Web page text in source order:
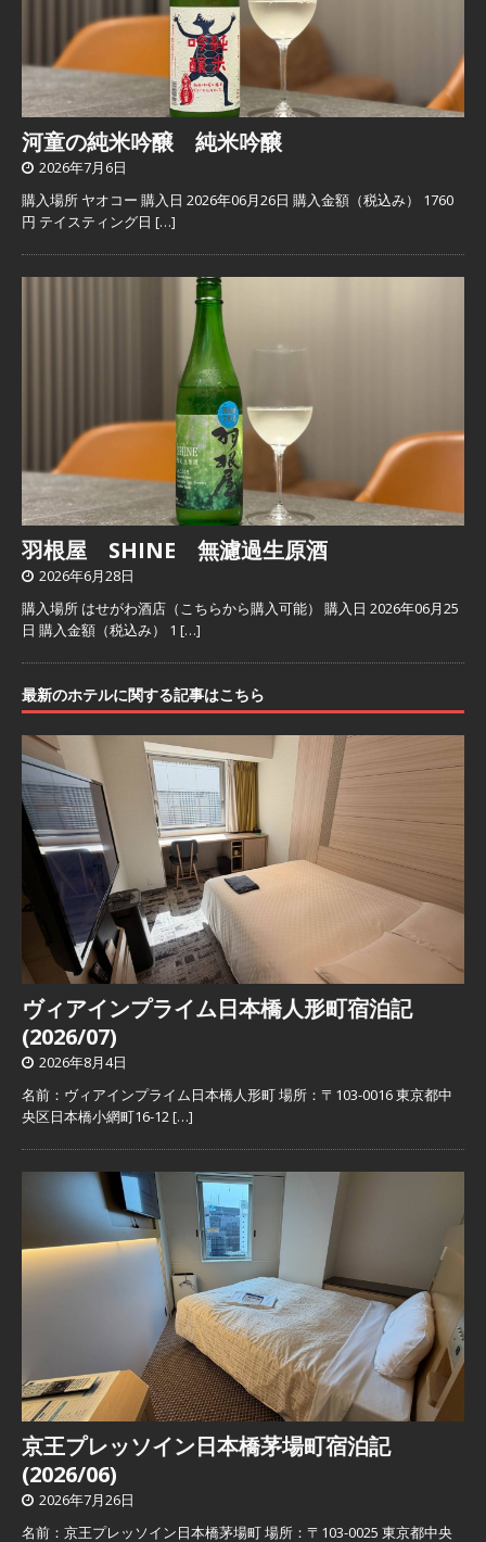
河童の純米吟醸 純米吟醸
2026年7月6日
購入場所 ヤオコー 購入日 2026年06月26日 購入金額（税込み） 1760
円 テイスティング日 […]
羽根屋 SHINE 無濾過生原酒
2026年6月28日
購入場所 はせがわ酒店（こちらから購入可能） 購入日 2026年06月25
日 購入金額（税込み） 1 […]
最新のホテルに関する記事はこちら
ヴィアインプライム日本橋人形町宿泊記
(2026/07)
2026年8月4日
名前：ヴィアインプライム日本橋人形町 場所：〒103-0016 東京都中
央区日本橋小網町16-12[…]
京王プレッソイン日本橋茅場町宿泊記
(2026/06)
2026年7月26日
名前：京王プレッソイン日本橋茅場町 場所：〒103-0025 東京都中央